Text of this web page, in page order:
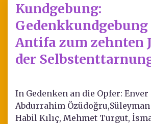
Kundgebung:
Gedenkkundgebung
Antifa zum zehnten
der
In Gedenken an die Opfer: Enver
Abdurrahim
Habil Kılıç, Mehmet Turgut,